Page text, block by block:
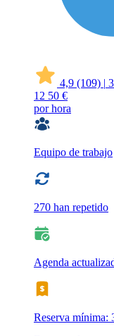
4,9 (109) |
12 50 €
por hora
Equipo de trabajo
270 han repetido
Agenda
Reserva mínima: